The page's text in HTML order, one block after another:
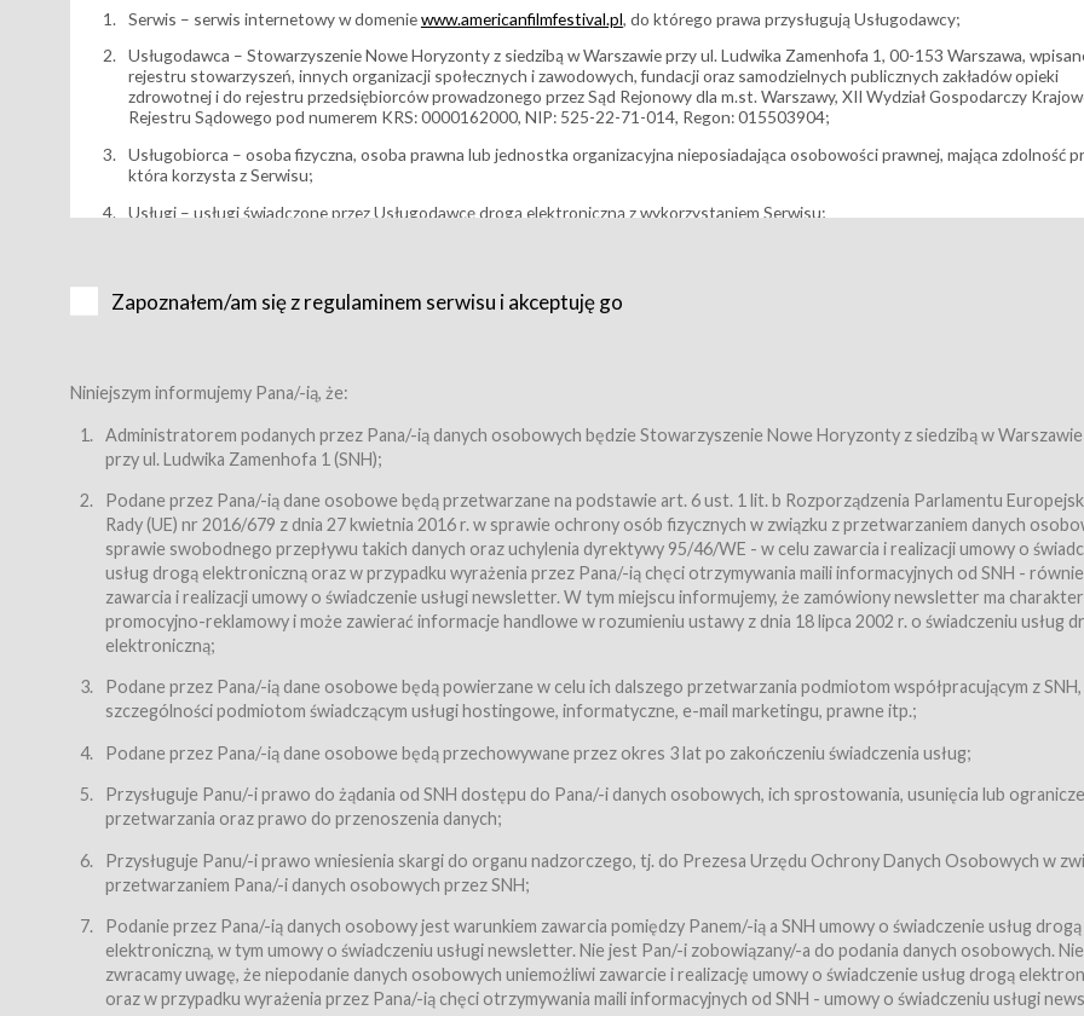
Serwis – serwis internetowy w domeniewww.americanfilmfestival.pl, do którego prawa przysługują Usługodawcy;
Usługodawca – Stowarzyszenie Nowe Horyzonty z siedzibą w Warszawie przy ul. Ludwika Zamenhofa 1, 00-153 Warszawa,
rejestru stowarzyszeń, innych organizacji społecznych i zawodowych, fundacji oraz samodzielnych publicznych zakładów opieki
zdrowotnej i do rejestru przedsiębiorców prowadzonego przez Sąd Rejonowy dla m.st. Warszawy, XII Wydział Gospodarczy
Rejestru Sądowego pod numerem KRS: 0000162000, NIP: 525-22-71-014, Regon: 015503904;
Usługobiorca – osoba fizyczna, osoba prawna lub jednostka organizacyjna nieposiadająca osobowości prawnej, mająca zdolność
która korzysta z Serwisu;
Usługi – usługi świadczone przez Usługodawcę drogą elektroniczną z wykorzystaniem Serwisu;
Karnety – wybrane dokumenty potwierdzające zawarcie umowy z Usługodawcą i uprawniające do wzięcia udziału w Wydarzeniu,
Bilety – wybrane dokumenty potwierdzające zawarcie umowy z Usługodawcą i uprawniające do wzięcia udziału w Wydarzeniu,
przewidziane przez Usługodawcę dla danego Wydarzenia, tj. uprawniające do uczestnictwa w wielu albo w pojedynczych seansach
filmowych, wydarzeniach specjalnych i koncertach;
Sklep – sklep internetowy prowadzony przez Usługodawcę w Serwisie;
Regulamin – niniejszy regulamin.
§ 2
Postanowienia ogólne
Regulamin określa zasady:
świadczenia Usługobiorcom Usług przez Usługodawcę, z zastrzeżeniem usług, o których mowa w ust. 2 pkt. 4 i 5 poniżej,
zasady świadczenia precyzują odrębne regulaminy,
przetwarzania przez Usługodawcę danych osobowych Usługobiorców będących osobami fizycznymi.
Usługodawca świadczy w szczególności następujące Usługi:Usługodawca świadczy Usługi drogą elektroniczną w rozumieniu
dnia 18 lipca 2002 r. o świadczeniu usług drogą elektroniczną (Dz.U. z 2002 r., Nr 144, poz. 1204, z późń. zm.). Usługi świadczone są
nieodpłatnie.
usługę przeglądania i odczytywania przez Usługobiorców materiałów zamieszczanych w Serwisie,
usługę newsletter,
usługę zawierania na odległość umów nabycia Karnetów i Biletów,
usługę zawierania na odległość umów sprzedaży w Sklepie.
Usługodawca świadczy Usługi drogą elektroniczną w rozumieniu ustawy z dnia 18 lipca 2002 r. o świadczeniu usług drogą
(Dz.U. z 2002 r., Nr 144, poz. 1204, z późń. zm.). Usługi świadczone są nieodpłatnie.
Zapoznałem/am się z regulaminem serwisu i akceptuję go
Niniejszym informujemy Pana/-ią, że:
Administratorem podanych przez Pana/-ią danych osobowych będzie Stowarzyszenie Nowe Horyzonty z siedzibą w
przy ul. Ludwika Zamenhofa 1 (SNH);
Podane przez Pana/-ią dane osobowe będą przetwarzane na podstawie art. 6 ust. 1 lit. b Rozporządzenia Parlamentu
Rady (UE) nr 2016/679 z dnia 27 kwietnia 2016 r. w sprawie ochrony osób fizycznych w związku z przetwarzaniem danych
sprawie swobodnego przepływu takich danych oraz uchylenia dyrektywy 95/46/WE - w celu zawarcia i realizacji umowy o
usług drogą elektroniczną oraz w przypadku wyrażenia przez Pana/-ią chęci otrzymywania maili informacyjnych od SNH -
zawarcia i realizacji umowy o świadczenie usługi newsletter. W tym miejscu informujemy, że zamówiony newsletter ma charakter
promocyjno-reklamowy i może zawierać informacje handlowe w rozumieniu ustawy z dnia 18 lipca 2002 r. o świadczeniu usług
elektroniczną;
Podane przez Pana/-ią dane osobowe będą powierzane w celu ich dalszego przetwarzania podmiotom współpracującym z
szczególności podmiotom świadczącym usługi hostingowe, informatyczne, e-mail marketingu, prawne itp.;
Podane przez Pana/-ią dane osobowe będą przechowywane przez okres 3 lat po zakończeniu świadczenia usług;
Przysługuje Panu/-i prawo do żądania od SNH dostępu do Pana/-i danych osobowych, ich sprostowania, usunięcia lub
przetwarzania oraz prawo do przenoszenia danych;
Przysługuje Panu/-i prawo wniesienia skargi do organu nadzorczego, tj. do Prezesa Urzędu Ochrony Danych Osobowych w
przetwarzaniem Pana/-i danych osobowych przez SNH;
Podanie przez Pana/-ią danych osobowy jest warunkiem zawarcia pomiędzy Panem/-ią a SNH umowy o świadczenie usług drogą
elektroniczną, w tym umowy o świadczeniu usługi newsletter. Nie jest Pan/-i zobowiązany/-a do podania danych osobowych.
zwracamy uwagę, że niepodanie danych osobowych uniemożliwi zawarcie i realizację umowy o świadczenie usług drogą
oraz w przypadku wyrażenia przez Pana/-ią chęci otrzymywania maili informacyjnych od SNH - umowy o świadczeniu usługi